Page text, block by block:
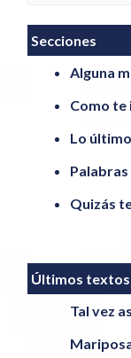
Secciones
Alguna
Como te
Lo
Quizás
Últimos textos
Tal vez